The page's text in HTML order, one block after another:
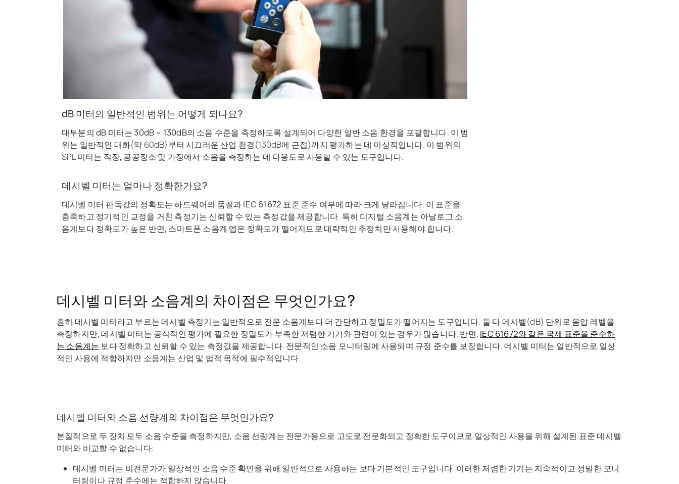
dB 미터의 일반적인 범위는 어떻게 되나요?
대부분의 dB 미터는30dB ~ 130dB의 소음 수준을 측정하도록 설계되어 다양한 일반 소음 환경을 포괄합니다. 이 범
위는 일반적인 대화(약 60dB)부터 시끄러운 산업 환경(130dB에 근접)까지 평가하는 데 이상적입니다. 이 범위의
SPL 미터는 직장, 공공장소 및 가정에서 소음을 측정하는 데 다용도로 사용할 수 있는 도구입니다.
데시벨 미터는 얼마나 정확한가요?
데시벨 미터 판독값의 정확도는하드웨어의 품질과 IEC 61672 표준 준수 여부에 따라 크게 달라집니다. 이 표준을
충족하고 정기적인 교정을 거친 측정기는 신뢰할 수 있는 측정값을 제공합니다. 특히 디지털 소음계는 아날로그 소
음계보다 정확도가 높은 반면, 스마트폰 소음계 앱은 정확도가 떨어지므로 대략적인 추정치만 사용해야 합니다.
데시벨 미터와 소음계의 차이점은 무엇인가요?
흔히 데시벨 미터라고 부르는 데시벨 측정기는 일반적으로 전문 소음계보다 더 간단하고 정밀도가 떨어지는 도구입니다. 둘 다 데시벨(dB) 단위로 음압 레벨을
측정하지만, 데시벨 미터는 공식적인 평가에 필요한 정밀도가 부족한 저렴한 기기와 관련이 있는 경우가 많습니다. 반면, IEC 61672와 같은 국제 표준을 준수하
는 소음계는 보다 정확하고 신뢰할 수 있는 측정값을 제공합니다. 전문적인 소음 모니터링에 사용되며 규정 준수를 보장합니다. 데시벨 미터는 일반적으로 일상
적인 사용에 적합하지만 소음계는 산업 및 법적 목적에 필수적입니다.
데시벨 미터와 소음 선량계의 차이점은 무엇인가요?
본질적으로 두 장치 모두 소음 수준을 측정하지만, 소음 선량계는 전문가용으로 고도로 전문화되고 정확한 도구이므로 일상적인 사용을 위해 설계된 표준 데시벨
미터와 비교할 수 없습니다:
데시벨 미터는 비전문가가 일상적인 소음 수준 확인을 위해 일반적으로 사용하는 보다 기본적인 도구입니다. 이러한 저렴한 기기는 지속적이고 정밀한 모니
터링이나 규정 준수에는 적합하지 않습니다.